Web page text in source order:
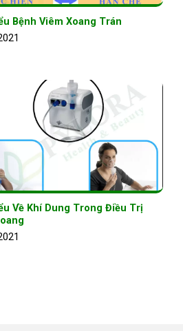
Bệnh Viêm Xoang Trán
Về Khí Dung Trong Điều Trị